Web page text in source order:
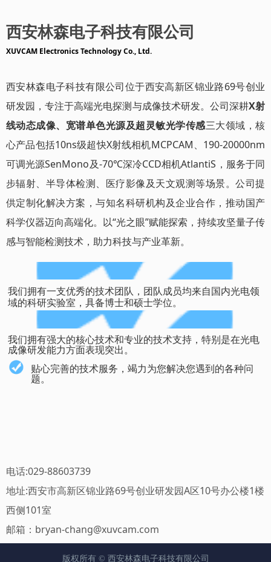
我们拥有一支优秀的技术团队，团队成员均来自国内光电领
域的科研实验室，具备博士和硕士学位。
我们拥有强大的核心技术和专业的技术支持，特别是在光电
成像研发能力方面表现突出。
贴心完善的技术服务，竭力为您解决您遇到的各种问
题。
西安林森电子科技有限公司
XUVCAM Electronics Technology Co., Ltd.
西安林森电子科技有限公司位于西安高新区锦业路69号创业
研发园，专注于高端光电探测与成像技术研发。公司深耕X射
线动态成像、宽谱单色光源及超灵敏光学传感三大领域，核
心产品包括10ns级超快X射线相机MCPCAM、190-20000nm
可调光源SenMono及-70℃深冷CCD相机AtlantiS，服务于同
步辐射、半导体检测、医疗影像及天文观测等场景。公司提
供定制化解决方案，与知名科研机构及企业合作，推动国产
科学仪器迈向高端化。以“光之眼”赋能探索，持续攻坚量子传
感与智能检测技术，助力科技与产业革新。
电话:029-88603739
地址:西安市高新区锦业路69号创业研发园A区10号办公楼1楼
西侧101室
邮箱：bryan-chang@xuvcam.com
版权所有 © 西安林森电子科技有限公司